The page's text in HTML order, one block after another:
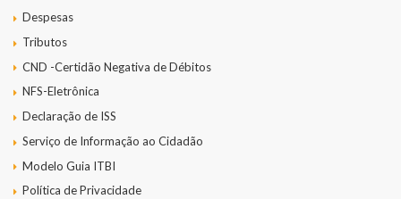
Despesas
Tributos
CND -Certidão Negativa de Débitos
NFS-Eletrônica
Declaração de ISS
Serviço de Informação ao Cidadão
Modelo Guia ITBI
Política de Privacidade